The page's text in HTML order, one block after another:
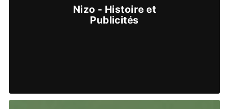
Nizo - Histoire et
Publicités